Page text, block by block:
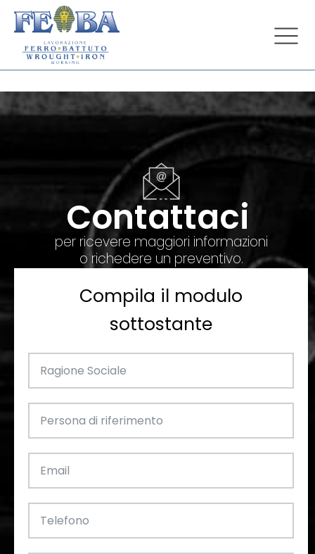
Contattaci
per ricevere maggiori informazioni
o richedere un preventivo.
Compila il modulo
sottostante